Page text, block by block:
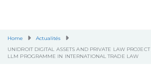
Home
Actualités
UNIDROIT DIGITAL ASSETS AND PRIVATE LAW
LLM PROGRAMME IN INTERNATIONAL TRADE LAW